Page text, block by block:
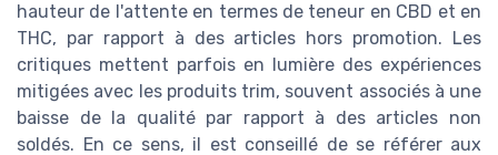
hauteur de l'attente en termes de teneur en CBD et en
THC, par rapport à des articles hors promotion. Les
critiques mettent parfois en lumière des expériences
mitigées avec les produits trim, souvent associés à une
baisse de la qualité par rapport à des articles non
soldés. En ce sens, il est conseillé de se référer aux